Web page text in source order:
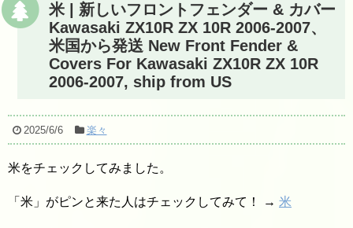
米 | 新しいフロントフェンダー & カバー
Kawasaki ZX10R ZX 10R 2006-2007、
米国から発送 New Front Fender &
Covers For Kawasaki ZX10R ZX 10R
2006-2007, ship from US
2025/6/6 楽々
米をチェックしてみました。
「米」がピンと来た人はチェックしてみて！ → 米